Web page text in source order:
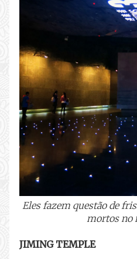
Eles fazem questão de
mortos no
JIMING TEMPLE